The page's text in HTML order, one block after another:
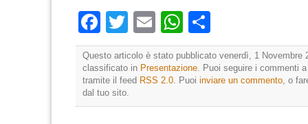
Facebook
Twitter
EmailWhatsApp
Questo articolo è stato pubblicato venerdì, 1 Novembre
classificato in Presentazione . Puoi seguire i commenti
tramite il feed RSS 2.0 . Puoi inviare un commento , o
dal tuo sito.